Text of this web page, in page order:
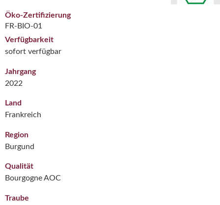
Öko-Zertifizierung
FR-BIO-01
Verfügbarkeit
sofort verfügbar
Jahrgang
2022
Land
Frankreich
Region
Burgund
Qualität
Bourgogne AOC
Traube